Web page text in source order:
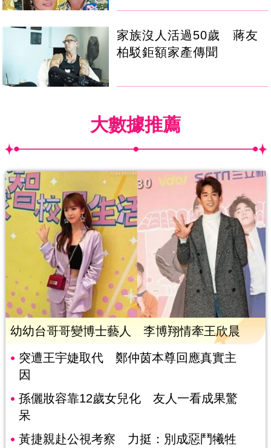
家族沒人活過50歲 蔣友
柏駁鉅額家產傳聞
大數據推薦
幼幼台哥哥變博士藝人 李博翔情牽王欣晨
突遭王宇婕取代 鄭仲茵本尊回應真實主
因
孫儷妝容靠12歲女兒化 友人一看成果驚
呆
黃捷親赴公視考察 力挺：別成惡鬥犧牲